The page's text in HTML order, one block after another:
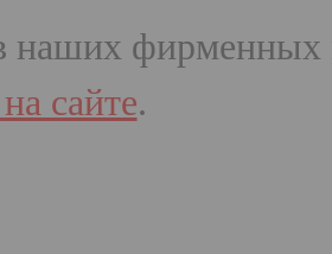
фирменных
сайте.